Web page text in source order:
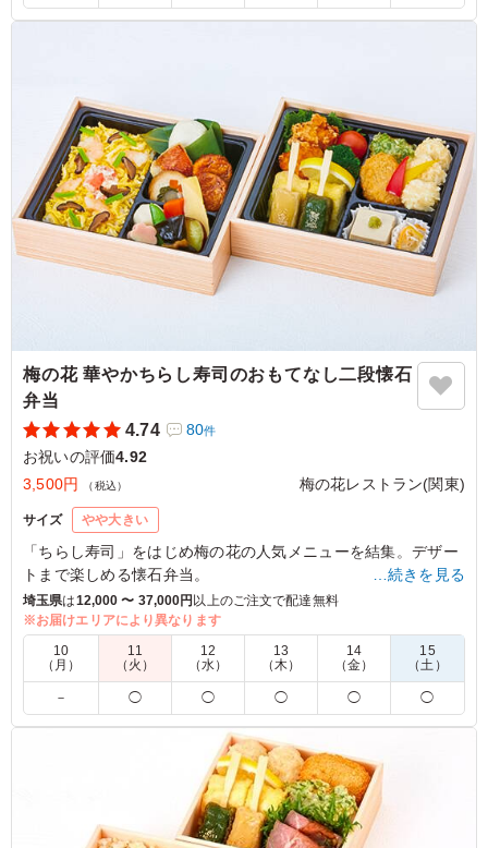
※オプションにて店舗ロゴ入りの紙のスリーブケース(化粧箱)
ブケース(化粧箱)」をご参照ください。各商品共通のケースと
なります。
5.0 古川電気工業株式会社
チキンの食べ応えもあり非常においしかったです。副菜の
漬物の量が多い・ルーがおいしいからもっと食べたいとの
声が数名あったため、ボリュームを4.5としました。次回
は全員ルーのみ大盛にしようかな。
梅の花 華やかちらし寿司のおもてなし二段懐石
弁当
4.74
80件
お祝いの評価4.92
3,500円
（税込） 梅の花レストラン(関東)
サイズ やや大きい
「ちらし寿司」をはじめ梅の花の人気メニューを結集。デザー
トまで楽しめる懐石弁当。
会議やお客様のおもてなしにも最適！
※お包みの風呂敷はピンク色のみのご用意となります。
梅の花のお料理が大好きで店舗は時々利用しています。お
料理は冷めていても美味しく、彩り豊かでお客様に出して
恥ずかしくない、華やかなお弁当です。価格は店舗でのお
料理と比べてしまうと、ちょっとお高く感じてしまいます
が、ピンクの不織布で一つずつ包まれていて見た目が特別
感があり、大変満足です。
…続きを見る
埼玉県は12,000 〜 37,000円以上のご注文で配達無料
※お届けエリアにより異なります
10
（月）
11
（火）
12
（水）
13
（木）
14
（金）
15
（土）
－ ◯ ◯ ◯ ◯ ◯